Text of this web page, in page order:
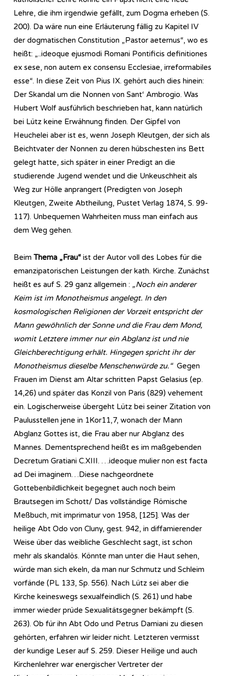
Lehre, die ihm irgendwie gefällt, zum Dogma erheben (S.
200). Da wäre nun eine Erläuterung fällig zu Kapitel IV
der dogmatischen Constitution „Pastor aeternus“, wo es
heißt: „..ideoque ejusmodi Romani Pontificis definitiones
ex sese, non autem ex consensu Ecclesiae, irreformabiles
esse“. In diese Zeit von Pius IX. gehört auch dies hinein:
Der Skandal um die Nonnen von Sant‘ Ambrogio. Was
Hubert Wolf ausführlich beschrieben hat, kann natürlich
bei Lütz keine Erwähnung finden. Der Gipfel von
Heuchelei aber ist es, wenn Joseph Kleutgen, der sich als
Beichtvater der Nonnen zu deren hübschesten ins Bett
gelegt hatte, sich später in einer Predigt an die
studierende Jugend wendet und die Unkeuschheit als
Weg zur Hölle anprangert (Predigten von Joseph
Kleutgen, Zweite Abtheilung, Pustet Verlag 1874, S. 99-
117). Unbequemen Wahrheiten muss man einfach aus
dem Weg gehen.
Beim Thema „Frau“ ist der Autor voll des Lobes für die
emanzipatorischen Leistungen der kath. Kirche. Zunächst
heißt es auf S. 29 ganz allgemein : „Noch ein anderer
Keim ist im Monotheismus angelegt. In den
kosmologischen Religionen der Vorzeit entspricht der
Mann gewöhnlich der Sonne und die Frau dem Mond,
womit Letztere immer nur ein Abglanz ist und nie
Gleichberechtigung erhält. Hingegen spricht ihr der
Monotheismus dieselbe Menschenwürde zu.“Gegen
Frauen im Dienst am Altar schritten Papst Gelasius (ep.
14,26) und später das Konzil von Paris (829) vehement
ein. Logischerweise übergeht Lütz bei seiner Zitation von
Paulusstellen jene in 1Kor11,7, wonach der Mann
Abglanz Gottes ist, die Frau aber nur Abglanz des
Mannes. Dementsprechend heißt es im maßgebenden
Decretum Gratiani C.XIII. …ideoque mulier non est facta
ad Dei imaginem…Diese nachgeordnete
Gottebenbildlichkeit begegnet auch noch beim
Brautsegen im Schott/ Das vollständige Römische
Meßbuch, mit imprimatur von 1958, [125]. Was der
heilige Abt Odo von Cluny, gest. 942, in diffamierender
Weise über das weibliche Geschlecht sagt, ist schon
mehr als skandalös. Könnte man unter die Haut sehen,
würde man sich ekeln, da man nur Schmutz und Schleim
vorfände (PL 133, Sp. 556). Nach Lütz sei aber die
Kirche keineswegs sexualfeindlich (S. 261) und habe
immer wieder prüde Sexualitätsgegner bekämpft (S.
263). Ob für ihn Abt Odo und Petrus Damiani zu diesen
gehörten, erfahren wir leider nicht. Letzteren vermisst
der kundige Leser auf S. 259. Dieser Heilige und auch
Kirchenlehrer war energischer Vertreter der